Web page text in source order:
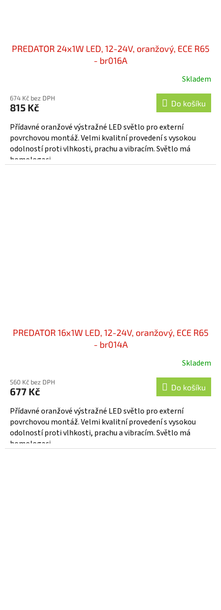
PREDATOR 24x1W LED, 12-24V, oranžový, ECE R65
- br016A
Skladem
674 Kč bez DPH
815 Kč Do košíku
Přídavné oranžové výstražné LED světlo pro externí
povrchovou montáž. Velmi kvalitní provedení s vysokou
odolností proti vlhkosti, prachu a vibracím. Světlo má
homologaci...
PREDATOR 16x1W LED, 12-24V, oranžový, ECE R65
- br014A
Skladem
560 Kč bez DPH
677 Kč Do košíku
Přídavné oranžové výstražné LED světlo pro externí
povrchovou montáž. Velmi kvalitní provedení s vysokou
odolností proti vlhkosti, prachu a vibracím. Světlo má
homologaci...